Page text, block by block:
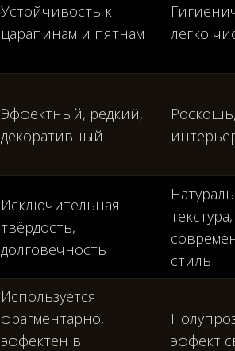
Устойчивость к
царапинам и пятнам
легко
Эффектный, редкий,
декоративный
Исключительная
твёрдость,
долговечность
текстура,
стиль
Используется
фрагментарно,
эффектен в
эффект